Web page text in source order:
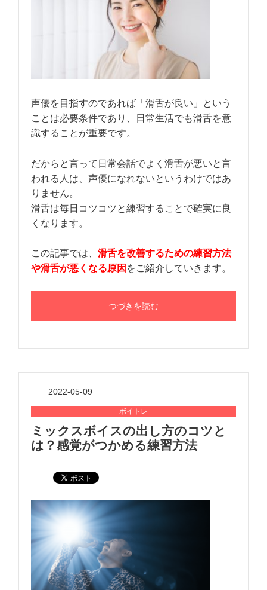
声優を目指すのであれば「滑舌が良い」という
ことは必要条件であり、日常生活でも滑舌を意
識することが重要です。
だからと言って日常会話でよく滑舌が悪いと言
われる人は、声優になれないというわけではあ
りません。
滑舌は毎日コツコツと練習することで確実に良
くなります。
この記事では、滑舌を改善するための練習方法
や滑舌が悪くなる原因 をご紹介していきます。
つづきを読む
2022-05-09
ボイトレ
ミックスボイスの出し方のコツと
は？感覚がつかめる練習方法